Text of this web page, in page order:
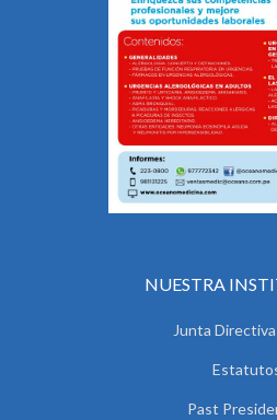
NUESTRA
Junta
Past